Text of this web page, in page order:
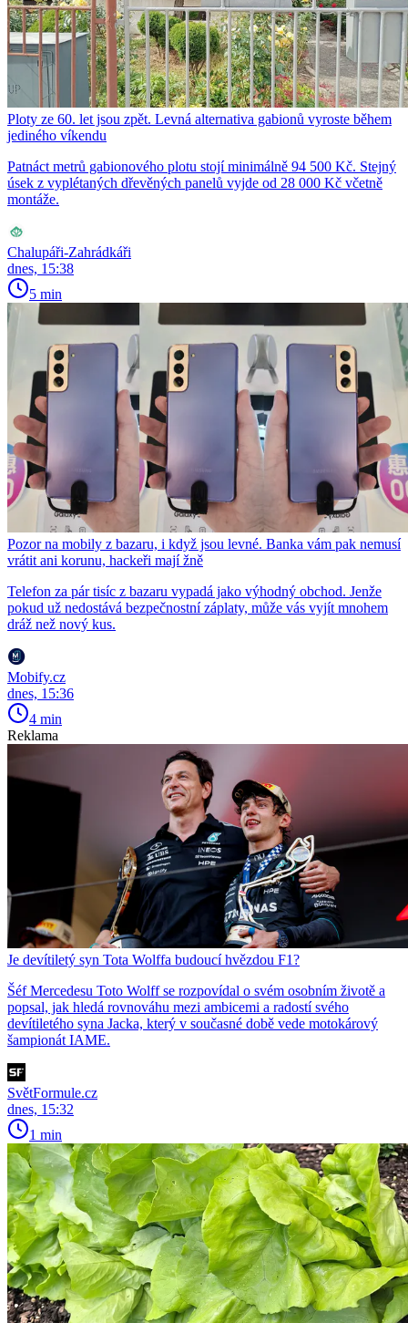
Ploty ze 60. let jsou zpět. Levná alternativa gabionů vyroste během
jediného víkendu
Patnáct metrů gabionového plotu stojí minimálně 94 500 Kč. Stejný
úsek z vyplétaných dřevěných panelů vyjde od 28 000 Kč včetně
montáže.
Chalupáři-Zahrádkáři
dnes, 15:38
5 min
Pozor na mobily z bazaru, i když jsou levné. Banka vám pak nemusí
vrátit ani korunu, hackeři mají žně
Telefon za pár tisíc z bazaru vypadá jako výhodný obchod. Jenže
pokud už nedostává bezpečnostní záplaty, může vás vyjít mnohem
dráž než nový kus.
Mobify.cz
dnes, 15:36
4 min
Reklama
Je devítiletý syn Tota Wolffa budoucí hvězdou F1?
Šéf Mercedesu Toto Wolff se rozpovídal o svém osobním životě a
popsal, jak hledá rovnováhu mezi ambicemi a radostí svého
devítiletého syna Jacka, který v současné době vede motokárový
šampionát IAME.
SvětFormule.cz
dnes, 15:32
1 min